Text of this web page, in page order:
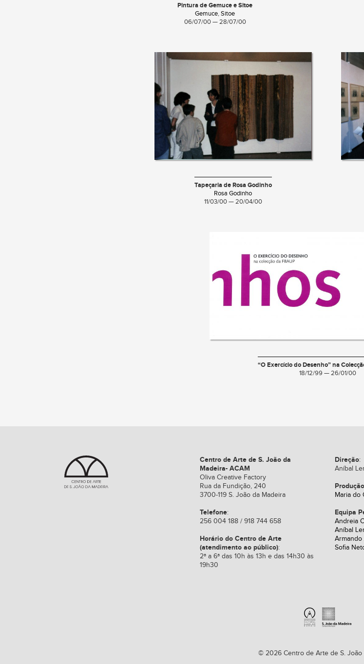
Pintura de Gemuce e Sitoe
Gemuce, Sitoe
06/07/00 — 28/07/00
Tapeçaria de Rosa Godinho
Rosa Godinho
11/03/00 — 20/04/00
“O Exercício do Desenho” na
18/12/99 — 26/01/00
Centro de Arte de S. João da
Madeira- ACAM
Oliva Creative Factory
Rua da Fundição, 240
3700-119 S. João da Madeira
Telefone:
256 004 188 / 918 744 658
Horário do Centro de Arte
(atendimento ao público):
2ª a 6ª das 10h às 13h e das 14h30 às
19h30
Direção:
Aníbal
Maria do
Equipa
Andreia
Aníbal
Sofia
© 2026 Centro de Arte de S. João